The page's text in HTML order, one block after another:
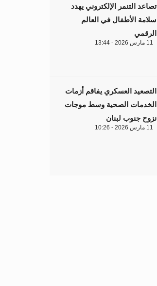
تصاعد التنمر الإلكتروني يهدد
سلامة الأطفال في العالم
الرقمي
11 مارس 2026 - 13:44
التصعيد العسكري يفاقم أزمات
الخدمات الصحية وسط موجات
نزوح جنوب لبنان
11 مارس 2026 - 10:26